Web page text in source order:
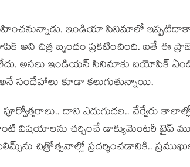
వహించనున్నాడు. ఇండియా సినిమాలో
చిత్ర బృందం ప్రకటించింది. ఐతే ఈ
లేదు. అసలు ఇండియన్ సినిమాకు బయోపిక్
సందేహాలు కూడా కలుగుతున్నాయి.
దాని ఎదుగుదల.. వేర్వేరు
విషయాలను చర్చించే డాక్యుమెంటరీ
చిత్రోత్సవాల్లో ప్రదర్శించడానికి..